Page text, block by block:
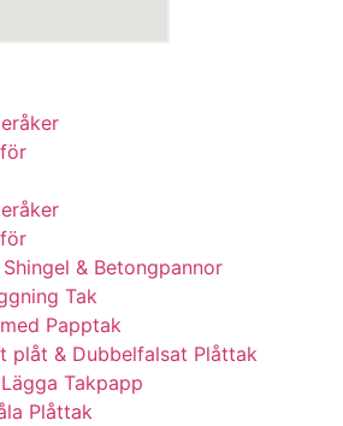
& Betongpannor
Tak
Papptak
plåt & Dubbelfalsat Plåttak
Takpapp
Plåttak